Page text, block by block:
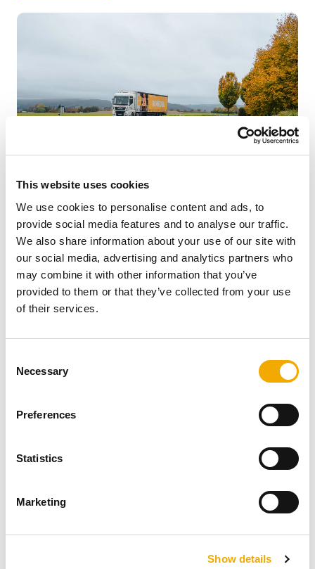
This website uses cookies
We use cookies to personalise content and ads, to
provide social media features and to analyse our traffic.
We also share information about your use of our site with
our social media, advertising and analytics partners who
may combine it with other information that you’ve
provided to them or that they’ve collected from your use
of their services.
Necessary
Preferences
Statistics
Marketing
Show details
De laatste verzenddag van dit jaar is vrijdag 12
december. Wij raden u aan om uw bestellingen tijdig te
plaatsen, zodat wij u de beste service kunnen bieden en
u eventuele vertragingen in de drukke periode kunt
vermijden.
helpdesk & Ingenieursbureau